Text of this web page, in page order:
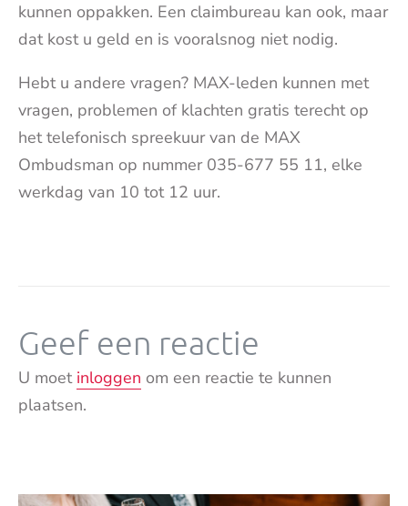
kunnen oppakken. Een claimbureau kan ook, maar
dat kost u geld en is vooralsnog niet nodig.
Hebt u andere vragen? MAX-leden kunnen met
vragen, problemen of klachten gratis terecht op
het telefonisch spreekuur van de MAX
Ombudsman op nummer 035-677 55 11, elke
werkdag van 10 tot 12 uur.
Geef een reactie
U moet inloggen om een reactie te kunnen
plaatsen.